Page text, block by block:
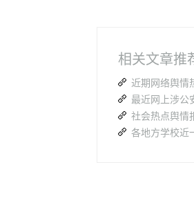
相关文章推
近期网络舆情
社会热点舆情